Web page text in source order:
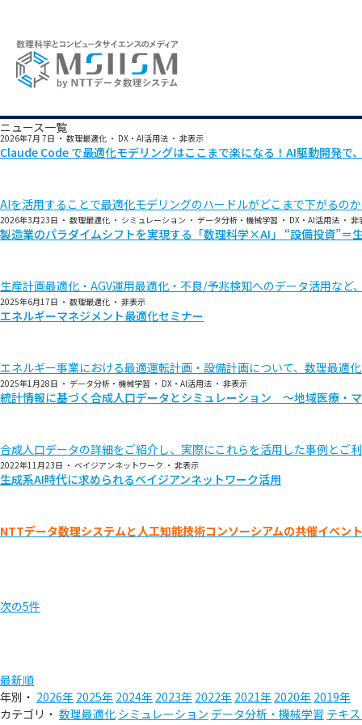
ニュース一覧
2026年7月 7日 ・ 数理最適化 ・ DX・AI活用法 ・ 非表示
Claude Code で最適化モデリングはここまで楽になる！AI駆動開発
AIを活用することで最適化モデリングのハードルがどこまで下がるの
2026年3月23日 ・ 数理最適化 ・ シミュレーション ・ データ分析・機械学習 ・ DX・AI活用法 ・ 非
製造業のパラダイムシフトを実現する「数理科学×AI」 “設備投資”＝
生産計画最適化・AGV運用最適化・不良/予兆検知へのデータ活用な
2025年6月17日 ・ 数理最適化 ・ 非表示
エネルギーマネジメント最適化セミナー
エネルギー事業における最適運転計画・設備計画について、数理最適
2025年1月28日 ・ データ分析・機械学習 ・ DX・AI活用法 ・ 非表示
統計情報に基づく合成人口データとシミュレーション ～地域医療・
合成人口データの詳細をご紹介し、実際にこれらを活用した事例とご
2022年11月23日 ・ ベイジアンネットワーク ・ 非表示
生成系AI時代に求められるベイジアンネットワーク活用
NTTデータ数理システムと人工知能技術コンソーシアムの共催イベント
次の5件
最新順
年別・ 2026年 2025年 2024年 2023年 2022年 2021年 2020年 2019年
カテゴリ・ 数理最適化 シミュレーション データ分析・機械学習 テキ